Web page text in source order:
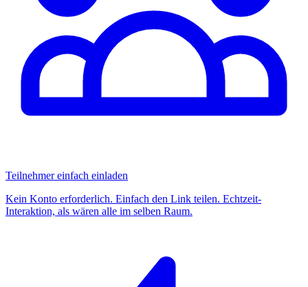
Teilnehmer einfach einladen
Kein Konto erforderlich. Einfach den Link teilen. Echtzeit-
Interaktion, als wären alle im selben Raum.